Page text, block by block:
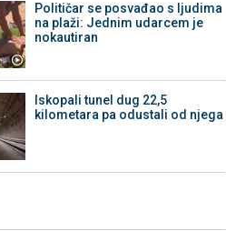
Političar se posvađao s ljudima
na plaži: Jednim udarcem je
nokautiran
Iskopali tunel dug 22,5
kilometara pa odustali od njega